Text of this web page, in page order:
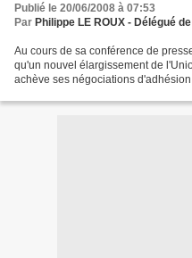
Publié le 20/06/2008 à 07:53
Par Philippe LE ROUX - Délégué
Au cours de sa conférence de
qu'un nouvel élargissement de
achève ses négociations